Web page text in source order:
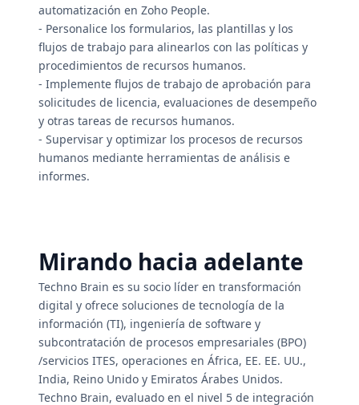
automatización en Zoho People.
- Personalice los formularios, las plantillas y los
flujos de trabajo para alinearlos con las políticas y
procedimientos de recursos humanos.
- Implemente flujos de trabajo de aprobación para
solicitudes de licencia, evaluaciones de desempeño
y otras tareas de recursos humanos.
- Supervisar y optimizar los procesos de recursos
humanos mediante herramientas de análisis e
informes.
Mirando hacia adelante
Techno Brain es su socio líder en transformación
digital y ofrece soluciones de tecnología de la
información (TI), ingeniería de software y
subcontratación de procesos empresariales (BPO)
/servicios ITES, operaciones en África, EE. EE. UU.,
India, Reino Unido y Emiratos Árabes Unidos.
Techno Brain, evaluado en el nivel 5 de integración